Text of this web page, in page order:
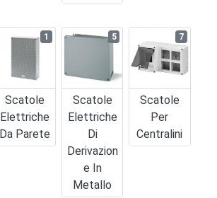
Scatole
Elettriche
Da Parete
1
Scatole
Elettriche
Di
Derivazion
E In
Metallo
5
Scatole
Per
Centralini
7